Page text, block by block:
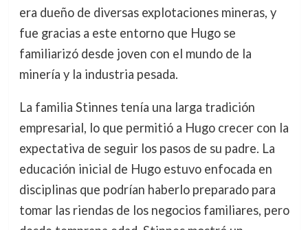
era dueño de diversas explotaciones mineras, y
fue gracias a este entorno que Hugo se
familiarizó desde joven con el mundo de la
minería y la industria pesada.
La familia Stinnes tenía una larga tradición
empresarial, lo que permitió a Hugo crecer con la
expectativa de seguir los pasos de su padre. La
educación inicial de Hugo estuvo enfocada en
disciplinas que podrían haberlo preparado para
tomar las riendas de los negocios familiares, pero